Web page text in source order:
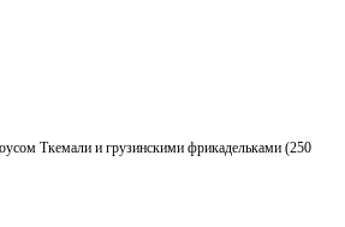
Ткемали и грузинскими фрикадельками (250